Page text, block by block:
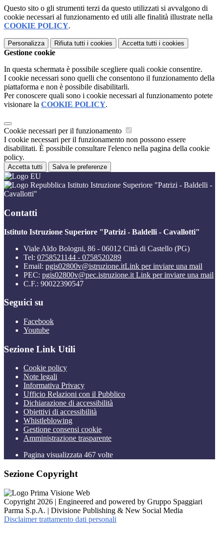
Questo sito o gli strumenti terzi da questo utilizzati si avvalgono di
cookie necessari al funzionamento ed utili alle finalità illustrate nella
COOKIE POLICY.
Personalizza Rifiuta tutti i cookies Accetta tutti i cookies
Gestione cookie
In questa schermata è possibile scegliere quali cookie consentire.
I cookie necessari sono quelli che consentono il funzionamento della
piattaforma e non è possibile disabilitarli.
Per conoscere quali sono i cookie necessari al funzionamento potete
visionare la COOKIE POLICY.
Cookie necessari per il funzionamento
I cookie necessari per il funzionamento non possono essere
disabilitati. È possibile consultare l'elenco nella pagina della cookie
policy.
Accetta tutti Salva le preferenze
Istituto Istruzione Superiore "Patrizi - Baldelli -
Cavallotti"
Contatti
Istituto Istruzione Superiore "Patrizi - Baldelli - Cavallotti"
Viale Aldo Bologni, 86 - 06012 Città di Castello (PG)
Tel: 0758521144 - 0758520289
Email: pgis02800v@istruzione.itLink per inviare una mail
PEC: pgis02800v@pec.istruzione.it Link per inviare una mail
C.F.: 90022390547
Seguici su
Facebook
Youtube
Sezione Link Utili
Cookie policy
Note legali
Informativa Privacy
Ufficio Relazioni con il Pubblico
Dichiarazione di accessibilità
Obiettivi di accessibilità
Whistleblowing
Gestione consensi cookie
Amministrazione trasparente
Pagina visualizzata 467 volte
Sezione Copyright
Copyright 2026 | Engineered and powered by Gruppo Spaggiari
Parma S.p.A. | Divisione Publishing & New Social Media
Disclaimer trattamento dati personali